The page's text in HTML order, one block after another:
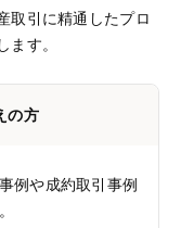
取引に精通したプロ
す。
の方
例や成約取引事例